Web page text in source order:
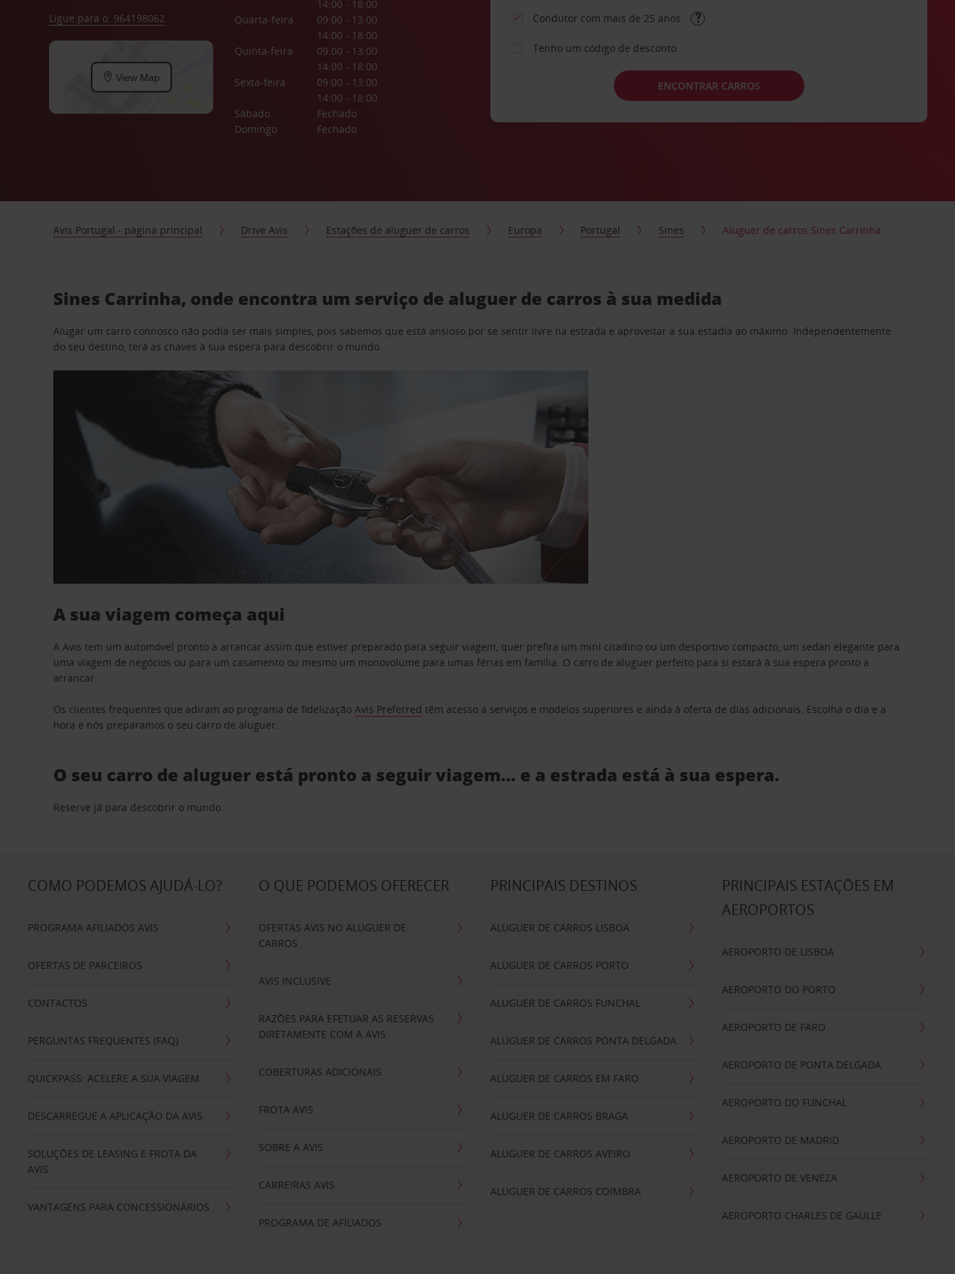
Ligue para o: 964198062
View Map
14:00 - 18:00
Quarta-feira
09:00 - 13:00
14:00 - 18:00
Quinta-feira
09:00 - 13:00
14:00 - 18:00
Sexta-feira
09:00 - 13:00
14:00 - 18:00
Sábado
Fechado
Domingo
Fechado
Condutor com mais de 25 anos
Tenho um código de desconto
ENCONTRAR CARROS
Avis Portugal - página principal Drive Avis Estações de aluguer de carros Europa Portugal Sines Aluguer de carros Sines Carrinha
Sines Carrinha, onde encontra um serviço de aluguer de carros à sua medida
Alugar um carro connosco não podia ser mais simples, pois sabemos que está ansioso por se sentir livre na estrada e aproveitar a sua estadia ao máximo. Independentemente
do seu destino, terá as chaves à sua espera para descobrir o mundo.
A sua viagem começa aqui
A Avis tem um automóvel pronto a arrancar assim que estiver preparado para seguir viagem, quer prefira um mini citadino ou um desportivo compacto, um sedan elegante para
uma viagem de negócios ou para um casamento ou mesmo um monovolume para umas férias em família. O carro de aluguer perfeito para si estará à sua espera pronto a
arrancar.
Os clientes frequentes que adiram ao programa de fidelizaçãoAvis Preferred têm acesso a serviços e modelos superiores e ainda à oferta de dias adicionais. Escolha o dia e a
hora e nós preparamos o seu carro de aluguer.
O seu carro de aluguer está pronto a seguir viagem… e a estrada está à sua espera.
Reserve já para descobrir o mundo.
COMO PODEMOS AJUDÁ-LO?
PROGRAMA AFILIADOS AVIS
OFERTAS DE PARCEIROS
CONTACTOS
PERGUNTAS FREQUENTES (FAQ)
QUICKPASS: ACELERE A SUA VIAGEM
DESCARREGUE A APLICAÇÃO DA AVIS
SOLUÇÕES DE LEASING E FROTA DA
AVIS
VANTAGENS PARA CONCESSIONÁRIOS
O QUE PODEMOS OFERECER
OFERTAS AVIS NO ALUGUER DE
CARROS
AVIS INCLUSIVE
RAZÕES PARA EFETUAR AS RESERVAS
DIRETAMENTE COM A AVIS
COBERTURAS ADICIONAIS
FROTA AVIS
SOBRE A AVIS
CARREIRAS AVIS
PROGRAMA DE AFILIADOS
PRINCIPAIS DESTINOS
ALUGUER DE CARROS LISBOA
ALUGUER DE CARROS PORTO
ALUGUER DE CARROS FUNCHAL
ALUGUER DE CARROS PONTA DELGADA
ALUGUER DE CARROS EM FARO
ALUGUER DE CARROS BRAGA
ALUGUER DE CARROS AVEIRO
ALUGUER DE CARROS COIMBRA
PRINCIPAIS ESTAÇÕES EM
AEROPORTOS
AEROPORTO DE LISBOA
AEROPORTO DO PORTO
AEROPORTO DE FARO
AEROPORTO DE PONTA DELGADA
AEROPORTO DO FUNCHAL
AEROPORTO DE MADRID
AEROPORTO DE VENEZA
AEROPORTO CHARLES DE GAULLE